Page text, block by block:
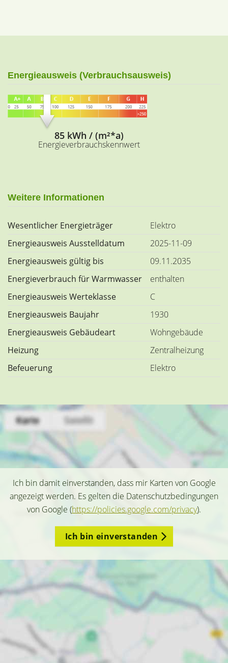
Energieausweis (Verbrauchsausweis)
85 kWh / (m²*a)
Energieverbrauchskennwert
Weitere Informationen
Wesentlicher Energieträger
Elektro
Energieausweis Ausstelldatum
2025-11-09
Energieausweis gültig bis
09.11.2035
Energieverbrauch für Warmwasser
enthalten
Energieausweis Werteklasse
C
Energieausweis Baujahr
1930
Energieausweis Gebäudeart
Wohngebäude
Heizung
Zentralheizung
Befeuerung
Elektro
Ich bin damit einverstanden, dass mir Karten von Google
angezeigt werden. Es gelten die Datenschutzbedingungen
von Google (https://policies.google.com/privacy).
Ich bin einverstanden